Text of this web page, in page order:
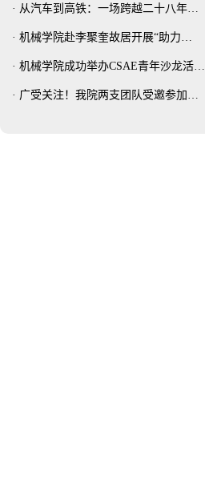
· 从汽车到高铁：一场跨越二十八年…
· 机械学院赴李聚奎故居开展“助力…
· 机械学院成功举办CSAE青年沙龙活…
· 广受关注！我院两支团队受邀参加…